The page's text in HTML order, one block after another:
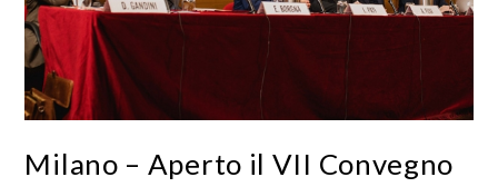
Milano – Aperto il VII Convegno